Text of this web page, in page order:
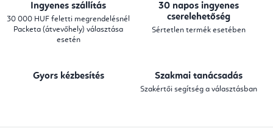
y
Ingyenes szállítás
30 000 HUF feletti megrendelésnél
Packeta (átvevőhely) választása
esetén
30 napos ingyenes
cserelehetőség
Sértetlen termék esetében
Gyors kézbesítés Szakmai tanácsadás
Szakértői segítség a választásban